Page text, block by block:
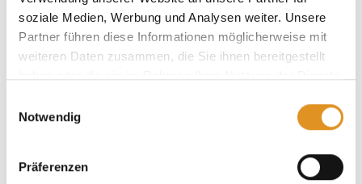
soziale Medien, Werbung und Analysen weiter. Unsere
Partner führen diese Informationen möglicherweise mit
weiteren Daten zusammen, die Sie ihnen bereitgestellt
Cookies, wenn Sie unsere Webseite weiterhin nutzen.
Notwendig
Präferenzen
Vital & Sauna